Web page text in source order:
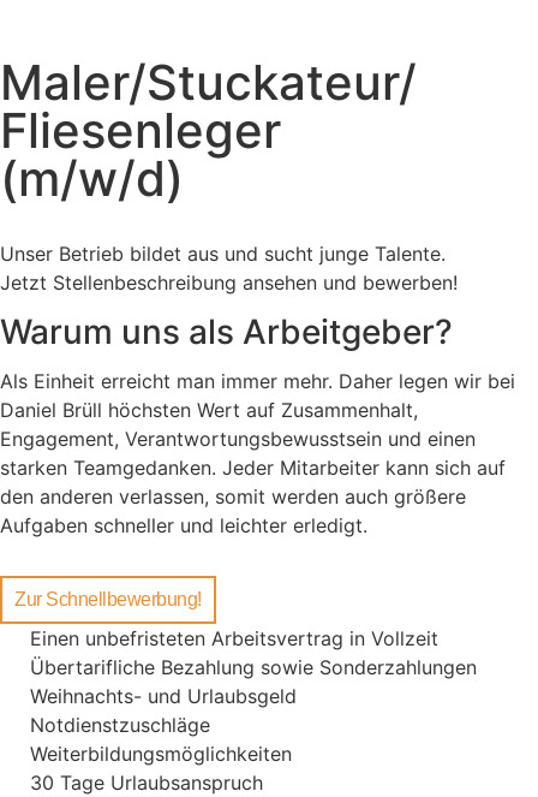
Maler/Stuckateur/
Fliesenleger
(m/w/d)
Unser Betrieb bildet aus und sucht junge Talente.
Jetzt Stellenbeschreibung ansehen und bewerben!
Warum uns als Arbeitgeber?
Als Einheit erreicht man immer mehr. Daher legen wir bei
Daniel Brüll höchsten Wert auf Zusammenhalt,
Engagement, Verantwortungsbewusstsein und einen
starken Teamgedanken. Jeder Mitarbeiter kann sich auf
den anderen verlassen, somit werden auch größere
Aufgaben schneller und leichter erledigt.
Zur Schnellbewerbung!
Einen unbefristeten Arbeitsvertrag in Vollzeit
Übertarifliche Bezahlung sowie Sonderzahlungen
Weihnachts- und Urlaubsgeld
Notdienstzuschläge
Weiterbildungsmöglichkeiten
30 Tage Urlaubsanspruch